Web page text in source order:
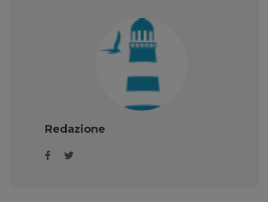
Redazione